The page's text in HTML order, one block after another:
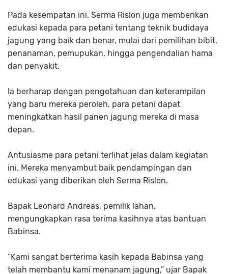
Pada kesempatan ini, Serma Rislon juga memberikan
edukasi kepada para petani tentang teknik budidaya
jagung yang baik dan benar, mulai dari pemilihan bibit,
penanaman, pemupukan, hingga pengendalian hama
dan penyakit.
Ia berharap dengan pengetahuan dan keterampilan
yang baru mereka peroleh, para petani dapat
meningkatkan hasil panen jagung mereka di masa
depan.
Antusiasme para petani terlihat jelas dalam kegiatan
ini. Mereka menyambut baik pendampingan dan
edukasi yang diberikan oleh Serma Rislon.
Bapak Leonard Andreas, pemilik lahan,
mengungkapkan rasa terima kasihnya atas bantuan
Babinsa.
“Kami sangat berterima kasih kepada Babinsa yang
telah membantu kami menanam jagung,” ujar Bapak